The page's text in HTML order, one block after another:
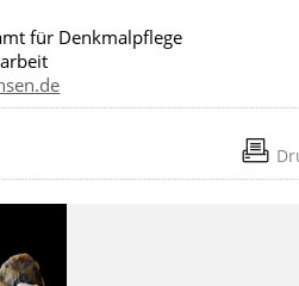
für Denkmalpflege